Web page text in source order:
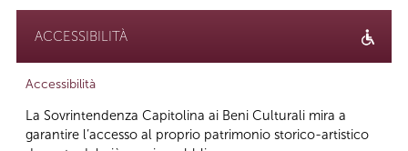
ACCESSIBILITÀ
Accessibilità
La Sovrintendenza Capitolina ai Beni Culturali mira a
garantire l’accesso al proprio patrimonio storico-artistico